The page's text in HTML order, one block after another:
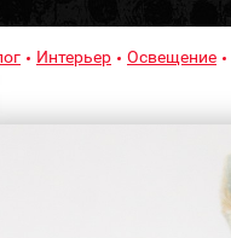
Интерьер Освещение